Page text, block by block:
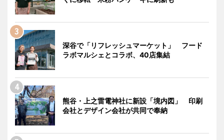
深谷で「リフレッシュマーケット」 フード
ラボマルシェとコラボ、40店集結
熊谷・上之雷電神社に新設「境内図」 印刷
会社とデザイン会社が共同で奉納